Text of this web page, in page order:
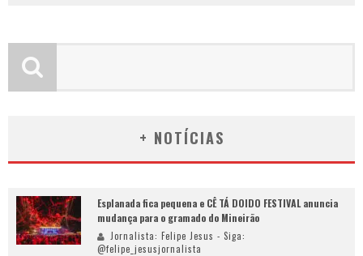
+ NOTÍCIAS
Esplanada fica pequena e CÊ TÁ DOIDO FESTIVAL anuncia
mudança para o gramado do Mineirão
Jornalista: Felipe Jesus - Siga:
@felipe_jesusjornalista